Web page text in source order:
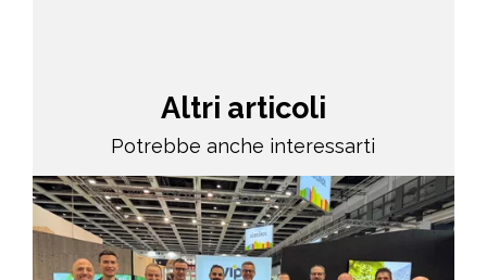
Altri articoli
Potrebbe anche interessarti